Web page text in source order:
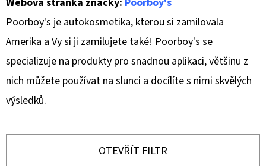
Poorboy's je autokosmetika, kterou si zamilovala
Amerika a Vy si ji zamilujete také! Poorboy's se
specializuje na produkty pro snadnou aplikaci, většinu z
nich můžete používat na slunci a docílíte s nimi skvělých
výsledků.
OTEVŘÍT FILTR
P
O
T
Ř
E
B
U